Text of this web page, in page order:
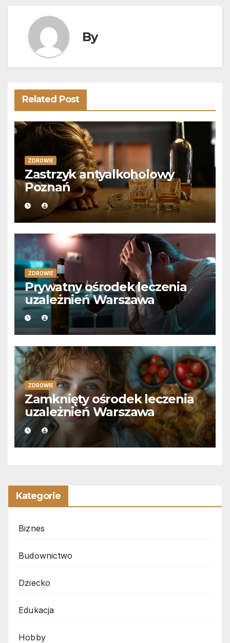
By
Related Post
ZDROWIE
Zastrzyk antyalkoholowy
Poznań
ZDROWIE
Prywatny ośrodek leczenia
uzależnień Warszawa
ZDROWIE
Zamknięty ośrodek leczenia
uzależnień Warszawa
Kategorie
Biznes
Budownictwo
Dziecko
Edukacja
Hobby